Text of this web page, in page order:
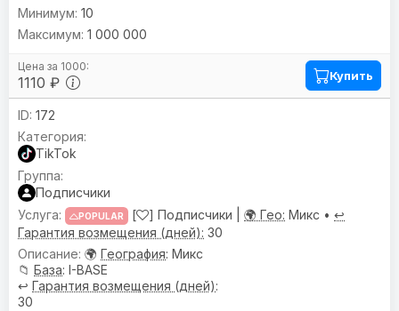
1110 ₽
10
1 000 000
Купить
172
TikTok
Подписчики
POPULAR [ ] Подписчики | 🌍 Гео: Микс • ↩️
Гарантия возмещения (дней): 30
🌍 География: Микс
📁 База: I-BASE
↩️ Гарантия возмещения (дней):
30